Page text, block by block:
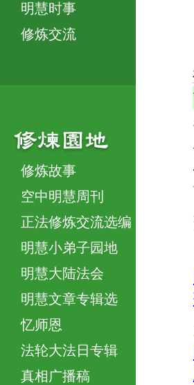
明慧时事
修炼交流
修炼故事
空中明慧周刊
正法修炼交流选编
明慧小弟子园地
明慧大陆法会
明慧文章专辑选
忆师恩
法轮大法日专辑
真相广播稿